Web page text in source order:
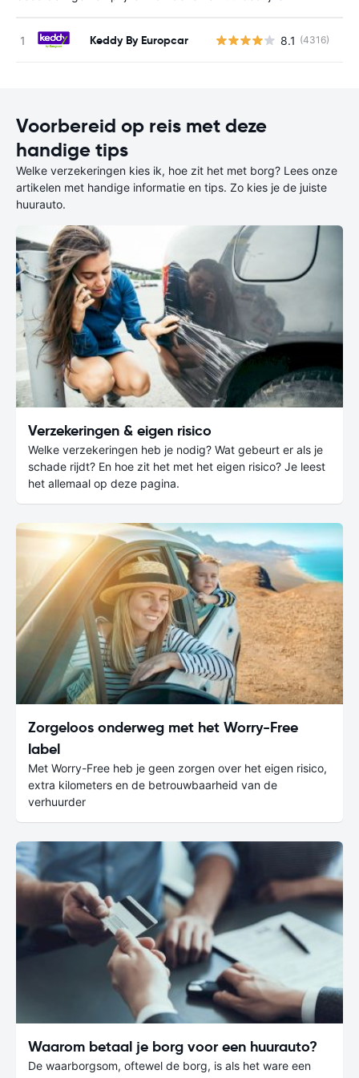
Keddy By Europcar 8.1 (4316)
Voorbereid op reis met deze
handige tips
Welke verzekeringen kies ik, hoe zit het met borg? Lees onze
artikelen met handige informatie en tips. Zo kies je de juiste
huurauto.
Verzekeringen & eigen risico
Welke verzekeringen heb je nodig? Wat gebeurt er als je
schade rijdt? En hoe zit het met het eigen risico? Je leest
het allemaal op deze pagina.
Zorgeloos onderweg met het Worry-Free
label
Met Worry-Free heb je geen zorgen over het eigen risico,
extra kilometers en de betrouwbaarheid van de
verhuurder
Waarom betaal je borg voor een huurauto?
De waarborgsom, oftewel de borg, is als het ware een